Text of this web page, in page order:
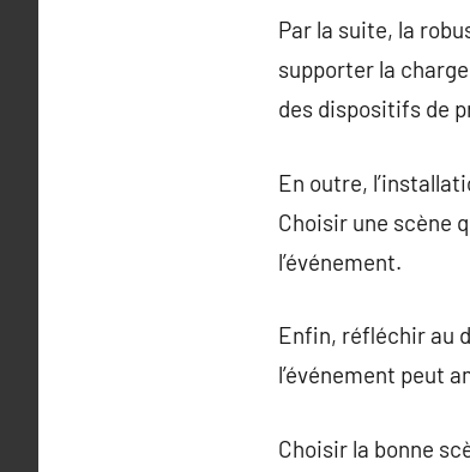
Par la suite, la
supporter la
des dispositifs de
En outre,
Choisir une scène
l’événement.
Enfin, réfléchir au
l’événement peut
Choisir la bonne